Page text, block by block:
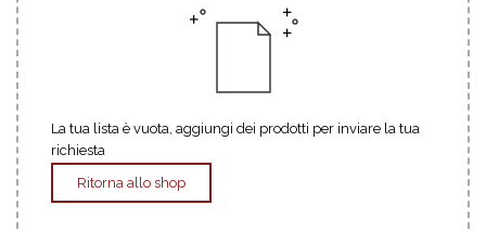
La tua lista è vuota, aggiungi dei prodotti per inviare la tua
richiesta
Ritorna allo shop